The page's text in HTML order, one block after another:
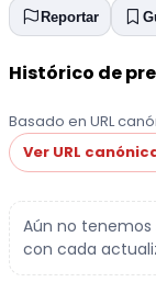
Reportar
Histórico de
Basado en URL
Ver URL
Aún no tenemos
con cada